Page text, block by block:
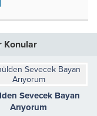
Konular
Sevecek Bayan
Arıyorum